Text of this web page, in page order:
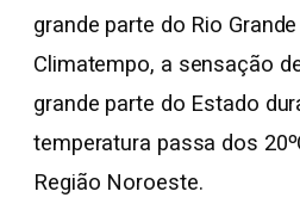
grande parte do Rio
Climatempo, a sensação
grande parte do Estado
temperatura passa dos
Região Noroeste.